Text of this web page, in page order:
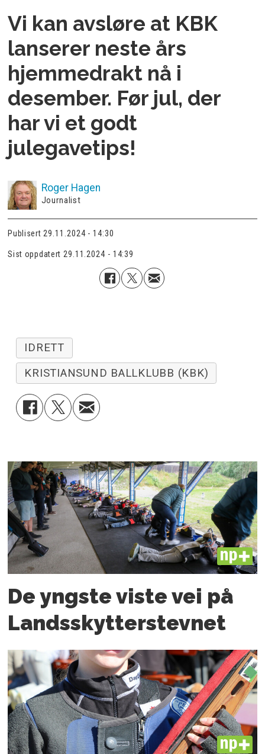
Vi kan avsløre at KBK
lanserer neste års
hjemmedrakt nå i
desember. Før jul, der
har vi et godt
julegavetips!
Roger Hagen
Journalist
Publisert 29.11.2024 - 14:30
Sist oppdatert 29.11.2024 - 14:39
IDRETT
KRISTIANSUND BALLKLUBB (KBK)
PLUS
De yngste viste vei på
Landsskytterstevnet
PLUS